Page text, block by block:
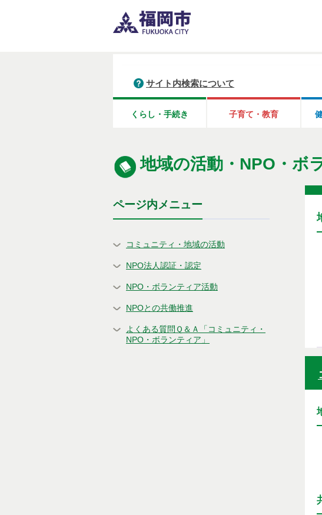
サイト内検索について
くらし・手続き 子育て・教育
地域の活動・NPO・ボ
ページ内メニュー
コミュニティ・地域の活動
NPO法人認証・認定
NPO・ボランティア活動
NPOとの共働推進
よくある質問Ｑ＆Ａ「コミュニティ・
NPO・ボランティア」